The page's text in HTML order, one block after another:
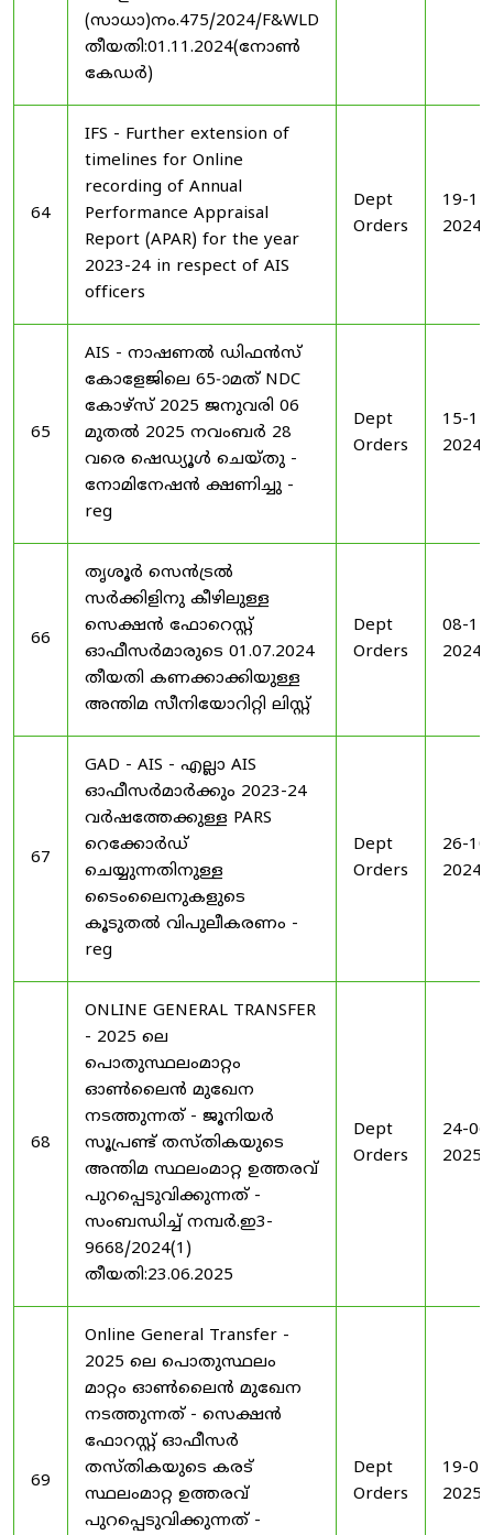
(സാധാ)നം.475/2024/F&WLD
തീയതി:01.11.2024(നോൺ
കേഡർ)
64
IFS - Further extension of
timelines for Online
recording of Annual
Performance Appraisal
Report (APAR) for the year
2023-24 in respect of AIS
officers
Dept
Orders
19-
2024
65
AIS - നാഷണൽ ഡിഫൻസ്
കോളേജിലെ 65-ാമത് NDC
കോഴ്‌സ് 2025 ജനുവരി 06
മുതൽ 2025 നവംബർ 28
വരെ ഷെഡ്യൂൾ ചെയ്‌തു -
നോമിനേഷൻ ക്ഷണിച്ചു -
reg
Dept
Orders
15-
2024
66
തൃശൂർ സെൻട്രൽ
സർക്കിളിനു കീഴിലുള്ള
സെക്ഷൻ ഫോറെസ്റ്റ്
ഓഫീസർമാരുടെ 01.07.2024
തീയതി കണക്കാക്കിയുള്ള
അന്തിമ സീനിയോറിറ്റി ലിസ്റ്റ്
Dept
Orders
08-
2024
67
GAD - AIS - എല്ലാ AIS
ഓഫീസർമാർക്കും 2023-24
വർഷത്തേക്കുള്ള PARS
റെക്കോർഡ്
ചെയ്യുന്നതിനുള്ള
ടൈംലൈനുകളുടെ
കൂടുതൽ വിപുലീകരണം -
reg
Dept
Orders
26-
2024
68
ONLINE GENERAL TRANSFER
- 2025 ലെ
പൊതുസ്ഥലംമാറ്റം
ഓൺലൈൻ മുഖേന
നടത്തുന്നത് - ജൂനിയർ
സൂപ്രണ്ട് തസ്തികയുടെ
അന്തിമ സ്ഥലംമാറ്റ ഉത്തരവ്
പുറപ്പെടുവിക്കുന്നത് -
സംബന്ധിച്ച് നമ്പർ.ഇ3-
9668/2024(1)
തീയതി:23.06.2025
Dept
Orders
24-
2025
69
Online General Transfer -
2025 ലെ പൊതുസ്ഥലം
മാറ്റം ഓൺലൈൻ മുഖേന
നടത്തുന്നത് - സെക്ഷൻ
ഫോറസ്റ്റ് ഓഫീസർ
തസ്തികയുടെ കരട്
സ്ഥലംമാറ്റ ഉത്തരവ്
പുറപ്പെടുവിക്കുന്നത് -
Dept
Orders
19-
2025